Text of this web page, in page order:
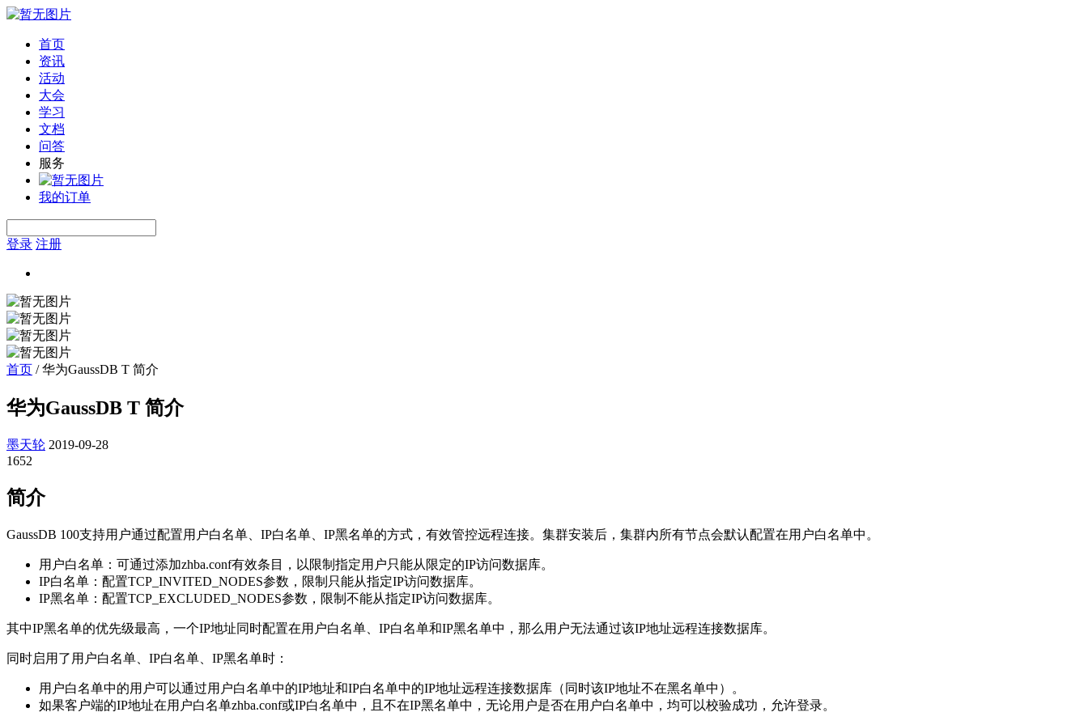
首页
资讯
活动
大会
学习
文档
问答
服务
我的订单
登录 注册
首页 /华为GaussDB T 简介
华为GaussDB T 简介
墨天轮 2019-09-28
1652
简介
GaussDB 100支持用户通过配置用户白名单、IP白名单、IP黑名单的方式，有效管控远程连接。集群安装后，集群内所有节点会默认配置在用户白名单中。
用户白名单：可通过添加zhba.conf有效条目，以限制指定用户只能从限定的IP访问数据库。
IP白名单：配置TCP_INVITED_NODES参数，限制只能从指定IP访问数据库。
IP黑名单：配置TCP_EXCLUDED_NODES参数，限制不能从指定IP访问数据库。
其中IP黑名单的优先级最高，一个IP地址同时配置在用户白名单、IP白名单和IP黑名单中，那么用户无法通过该IP地址远程连接数据库。
同时启用了用户白名单、IP白名单、IP黑名单时：
用户白名单中的用户可以通过用户白名单中的IP地址和IP白名单中的IP地址远程连接数据库（同时该IP地址不在黑名单中）。
如果客户端的IP地址在用户白名单zhba.conf或IP白名单中，且不在IP黑名单中，无论用户是否在用户白名单中，均可以校验成功，允许登录。